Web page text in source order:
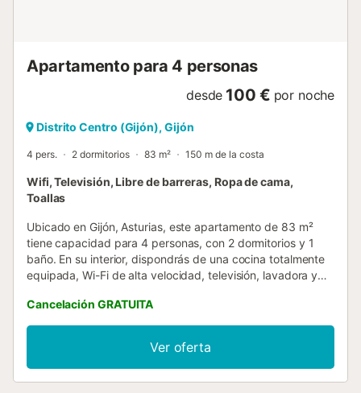
Apartamento para 4 personas
desde 100 € por noche
Distrito Centro (Gijón), Gijón
4 pers. 2 dormitorios 83 m² 150 m de la costa
Wifi, Televisión, Libre de barreras, Ropa de cama,
Toallas
Ubicado en Gijón, Asturias, este apartamento de 83 m²
tiene capacidad para 4 personas, con 2 dormitorios y 1
baño. En su interior, dispondrás de una cocina totalmente
equipada, Wi-Fi de alta velocidad, televisión, lavadora y
coste adicional, siempre que las solicitéis con antelación. El
apartamento cuenta con acceso sin escalones tanto en la
entrada como en el interior, además de ascensor para
vuestra comodidad. Salid a vuestra terraza privada
cubierta y contemplad las vistas al mar. El apartamento
Cancelación GRATUITA
Ver oferta